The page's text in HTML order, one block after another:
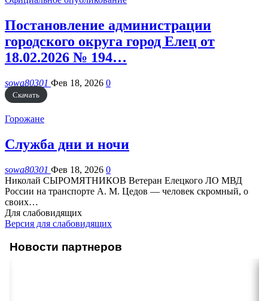
Постановление администрации
городского округа город Елец от
18.02.2026 № 194…
sowa80301 Фев 18, 2026 0
Скачать
Горожане
Служба дни и ночи
sowa80301 Фев 18, 2026 0
Николай СЫРОМЯТНИКОВ Ветеран Елецкого ЛО МВД
России на транспорте А. М. Цедов — человек скромный, о
своих…
Для слабовидящих
Версия для слабовидящих
Новости партнеров